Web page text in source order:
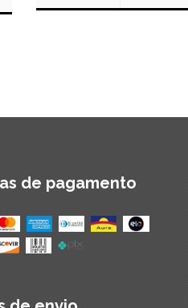
de pagamento